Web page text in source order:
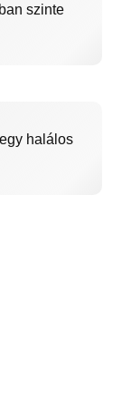
szinte
halálos